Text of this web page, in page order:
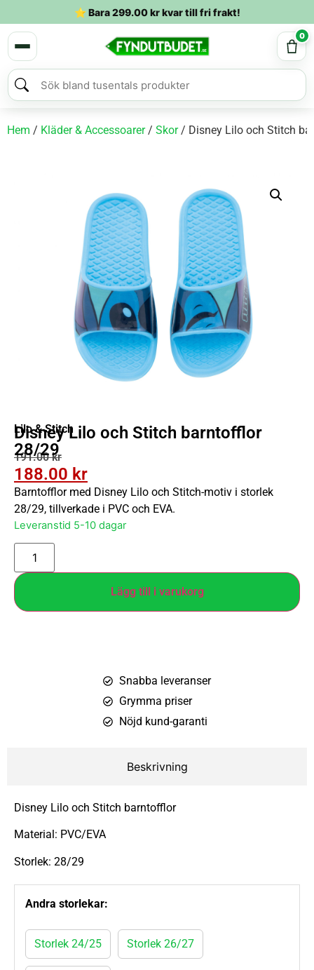
⭐ Bara299.00krkvar till fri frakt!
0
Hem / Kläder & Accessoarer/ Skor/ Disney Lilo och Stitch
Lilo & Stitch
Disney Lilo och Stitch barntofflor
28/29
191.00kr
188.00 kr
Barntofflor med Disney Lilo och Stitch-motiv i storlek
28/29, tillverkade i PVC och EVA.
Leveranstid 5-10 dagar
Lägg till i varukorg
Snabba leveranser
Grymma priser
Nöjd kund-garanti
Beskrivning
Disney Lilo och Stitch barntofflor
Material: PVC/EVA
Storlek: 28/29
Andra storlekar:
Storlek 24/25 Storlek 26/27